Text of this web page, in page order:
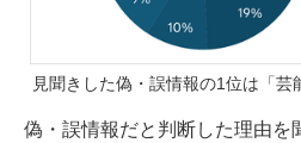
見聞きした偽・誤情報の1位は「芸
偽・誤情報だと判断した理由を